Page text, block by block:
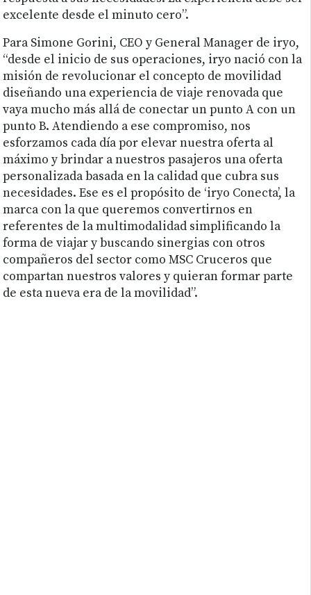
excelente desde el minuto cero”.
Para Simone Gorini, CEO y General Manager de iryo,
“desde el inicio de sus operaciones, iryo nació con la
misión de revolucionar el concepto de movilidad
diseñando una experiencia de viaje renovada que
vaya mucho más allá de conectar un punto A con un
punto B. Atendiendo a ese compromiso, nos
esforzamos cada día por elevar nuestra oferta al
máximo y brindar a nuestros pasajeros una oferta
personalizada basada en la calidad que cubra sus
necesidades. Ese es el propósito de ‘iryo Conecta’, la
marca con la que queremos convertirnos en
referentes de la multimodalidad simplificando la
forma de viajar y buscando sinergias con otros
compañeros del sector como MSC Cruceros que
compartan nuestros valores y quieran formar parte
de esta nueva era de la movilidad”.